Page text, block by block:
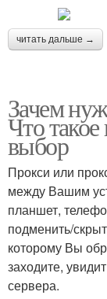
читать дальше →
Зачем
Что такое
выбор
Прокси или
между Вашим
планшет,
подменить/
которому Вы
заходите,
сервера.